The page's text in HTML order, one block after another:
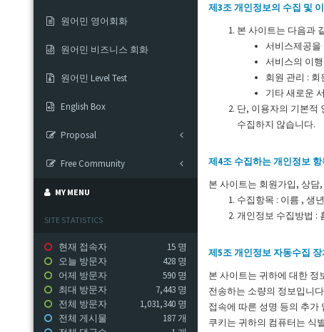
원어민 영어회화
원어민 비즈니스 회화
원어민 Level Test
English Box
Proposal
Free Community
MY MENU
SITE STATISTICS
15 명
현재 접속자
428 명
오늘 방문자
590 명
어제 방문자
7,443 명
최대 방문자
1,031,340 명
전체 방문자
187 개
전체 게시물
제3조 개인정보의 수집 및
본 사이트는 다음과
서비스제공을
서비스의 이
회원 관리 :
기타 새로운
단, 이용자의 기본적
수집하지 않습니다.
제4조 수집하는 개인정보 항
본 사이트는 회원가입, 상
수집항목 : 이름 , 생
개인정보 수집방법 :
제5조 개인정보 자동수집
본 사이트는 귀하에 대한
전송하는 소량의 정보입니
접속에 따른 성명 등의 추가
쿠키는 귀하의 컴퓨터는 식